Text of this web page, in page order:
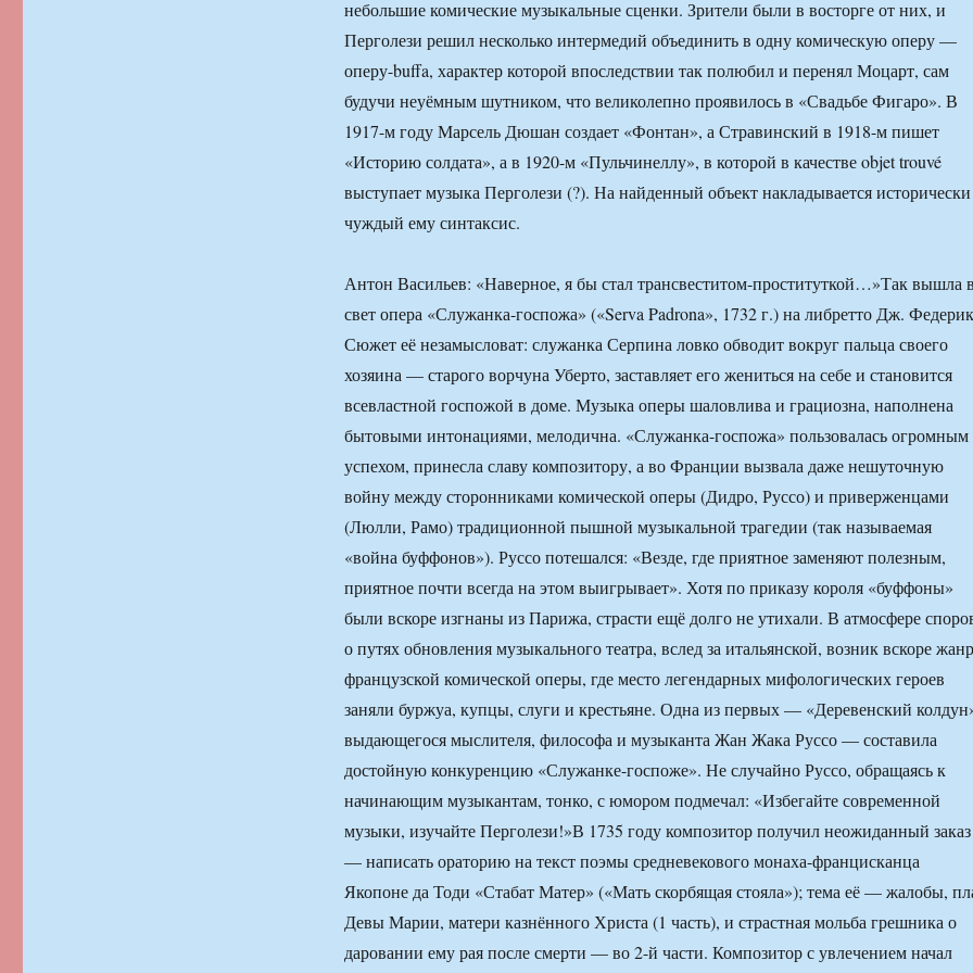
небольшие комические музыкальные сценки. Зрители были в восторге от них, и
Перголези решил несколько интермедий объединить в одну комическую оперу —
оперу-buffa, характер которой впоследствии так полюбил и перенял Моцарт, сам
будучи неуёмным шутником, что великолепно проявилось в «Свадьбе Фигаро». В
1917-м году Марсель Дюшан создает «Фонтан», а Стравинский в 1918-м пишет
«Историю солдата», а в 1920-м «Пульчинеллу», в которой в качестве objet trouvé
выступает музыка Перголези (?). На найденный объект накладывается исторически
чуждый ему синтаксис.
Антон Васильев: «Наверное, я бы стал трансвеститом-проституткой…»Так вышла
свет опера «Служанка-госпожа» («Serva Padrona», 1732 г.) на либретто Дж.
Сюжет её незамысловат: служанка Серпина ловко обводит вокруг пальца своего
хозяина — старого ворчуна Уберто, заставляет его жениться на себе и становится
всевластной госпожой в доме. Музыка оперы шаловлива и грациозна, наполнена
бытовыми интонациями, мелодична. «Служанка-госпожа» пользовалась огромным
успехом, принесла славу композитору, а во Франции вызвала даже нешуточную
войну между сторонниками комической оперы (Дидро, Руссо) и приверженцами
(Люлли, Рамо) традиционной пышной музыкальной трагедии (так называемая
«война буффонов»). Руссо потешался: «Везде, где приятное заменяют полезным,
приятное почти всегда на этом выигрывает». Хотя по приказу короля «буффоны»
были вскоре изгнаны из Парижа, страсти ещё долго не утихали. В атмосфере
о путях обновления музыкального театра, вслед за итальянской, возник вскоре жанр
французской комической оперы, где место легендарных мифологических героев
заняли буржуа, купцы, слуги и крестьяне. Одна из первых — «Деревенский
выдающегося мыслителя, философа и музыканта Жан Жака Руссо — составила
достойную конкуренцию «Служанке-госпоже». Не случайно Руссо, обращаясь к
начинающим музыкантам, тонко, с юмором подмечал: «Избегайте современной
музыки, изучайте Перголези!»В 1735 году композитор получил неожиданный заказ
— написать ораторию на текст поэмы средневекового монаха-францисканца
Якопоне да Тоди «Стабат Матер» («Мать скорбящая стояла»); тема её — жалобы,
Девы Марии, матери казнённого Христа (1 часть), и страстная мольба грешника о
даровании ему рая после смерти — во 2-й части. Композитор с увлечением начал